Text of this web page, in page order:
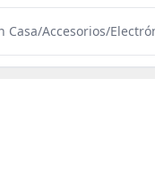
Casa/Accesorios/